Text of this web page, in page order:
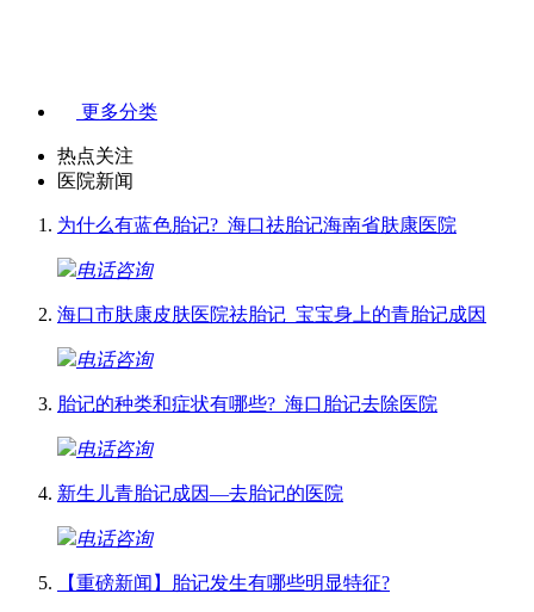
更多分类
热点关注
医院新闻
为什么有蓝色胎记?_海口祛胎记海南省肤康医院
电话咨询
海口市肤康皮肤医院祛胎记_宝宝身上的青胎记成因
电话咨询
胎记的种类和症状有哪些?_海口胎记去除医院
电话咨询
新生儿青胎记成因—去胎记的医院
电话咨询
【重磅新闻】胎记发生有哪些明显特征?